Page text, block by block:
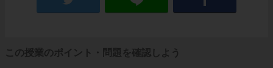
この授業のポイント・問題を確認しよう